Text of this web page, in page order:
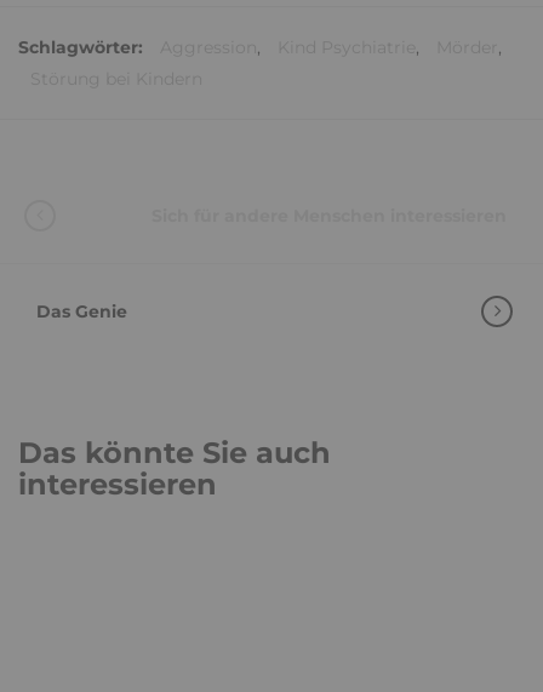
Schlagwörter: , ,
,
Das Genie
Das könnte Sie auch
interessieren